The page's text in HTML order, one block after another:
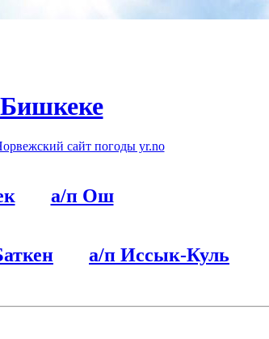
а/п Ош
а/п Иссык-Куль